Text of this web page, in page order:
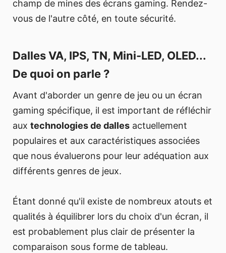
champ de mines des écrans gaming. Rendez-
vous de l'autre côté, en toute sécurité.
Dalles VA, IPS, TN, Mini-LED, OLED...
De quoi on parle ?
Avant d'aborder un genre de jeu ou un écran
gaming spécifique, il est important de réfléchir
aux technologies de dalles actuellement
populaires et aux caractéristiques associées
que nous évaluerons pour leur adéquation aux
différents genres de jeux.
Étant donné qu'il existe de nombreux atouts et
qualités à équilibrer lors du choix d'un écran, il
est probablement plus clair de présenter la
comparaison sous forme de tableau.